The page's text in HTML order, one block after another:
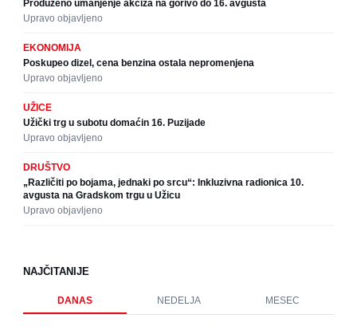
Produženo umanjenje akciza na gorivo do 16. avgusta
Upravo objavljeno
EKONOMIJA
Poskupeo dizel, cena benzina ostala nepromenjena
Upravo objavljeno
UŽICE
Užički trg u subotu domaćin 16. Puzijade
Upravo objavljeno
DRUŠTVO
„Različiti po bojama, jednaki po srcu“: Inkluzivna radionica 10.
avgusta na Gradskom trgu u Užicu
Upravo objavljeno
NAJČITANIJE
DANAS NEDELJA MESEC